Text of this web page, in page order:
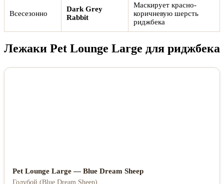
Всесезонно
Dark Grey
Rabbit
Маскирует красно-
коричневую шерсть
риджбека
Лежаки Pet Lounge Large для риджбека
Pet Lounge Large — Blue Dream Sheep
Голубой (Blue Dream Sheep)